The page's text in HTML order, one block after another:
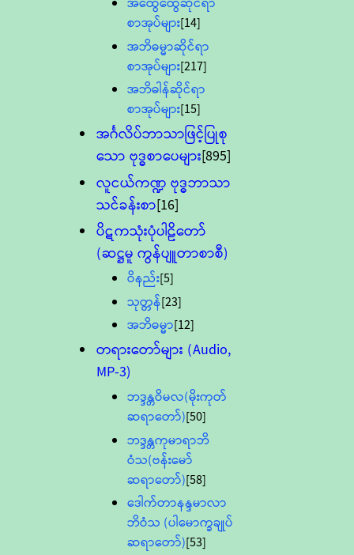
စာအုပ်များ[14]
အဘိဓမ္မာဆိုင်ရာ
စာအုပ်များ[217]
အဘိဓါန်ဆိုင်ရာ
စာအုပ်များ[15]
အင်္ဂလိပ်ဘာသာဖြင့်ပြုစု
သော ဗုဒ္ဓစာပေများ[895]
လူငယ်ကဏ္ဍ ဗုဒ္ဓဘာသာ
သင်ခန်းစာ[16]
ပိဋကသုံးပုံပါဠိတော်
(ဆဋ္ဌမူ ကွန်ပျူတာစာစီ)
ဝိနည်း[5]
သုတ္တန်[23]
အဘိဓမ္မာ[12]
တရားတော်များ (Audio,
MP-3)
ဘဒ္ဒန္တဝိမလ(မိုးကုတ်
ဆရာတော်)[50]
ဘဒ္ဒန္တကုမာရာဘိ
ဝံသ(ဗန်းမော်
ဆရာတော်)[58]
ဒေါက်တာနန္ဒမာလာ
ဘိဝံသ (ပါမောက္ခချုပ်
ဆရာတော်)[53]